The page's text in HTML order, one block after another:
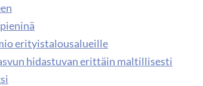
erityistalousalueille
hidastuvan erittäin maltillisesti